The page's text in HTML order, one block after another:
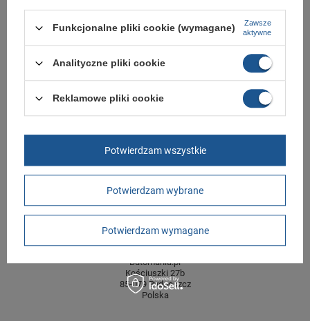
Zapięcie
Długość towaru w
30
Wysokość towaru w
Więcej
GWARANCJA
Czas na reklamację z tytułu rękojmi
2 lata
Butomania.pl
Kościuszki 27b
85-079 Bydgoszcz
Polska
Funkcjonalne pliki cookie (wymagane)
Zawsze
aktywne
Analityczne pliki cookie
Reklamowe pliki cookie
Potwierdzam wybrane
Potwierdzam wymagane
Potwierdzam wszystkie